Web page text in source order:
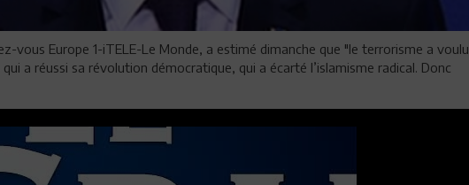
vous Europe 1-iTELE-Le Monde, a estimé dimanche que "le terrorisme a voulu
a réussi sa révolution démocratique, qui a écarté l’islamisme radical. Donc